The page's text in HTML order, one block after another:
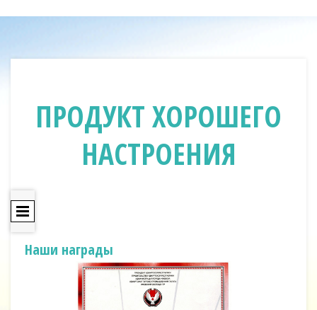
ПРОДУКТ ХОРОШЕГО
НАСТРОЕНИЯ
Наши награды